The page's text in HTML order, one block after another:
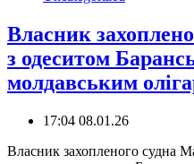
Власник
з одеситом
молдавським
17:04 08.01.26
Власник захопленого судна